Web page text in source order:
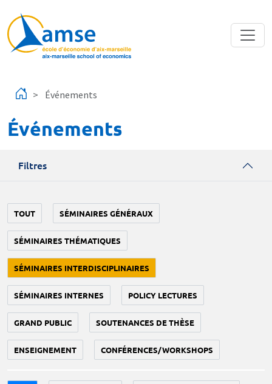
Événements
Événements
Filtres
TOUT SÉMINAIRES GÉNÉRAUX
SÉMINAIRES THÉMATIQUES
SÉMINAIRES INTERDISCIPLINAIRES
SÉMINAIRES INTERNES POLICY LECTURES
GRAND PUBLIC SOUTENANCES DE THÈSE
ENSEIGNEMENT CONFÉRENCES/WORKSHOPS